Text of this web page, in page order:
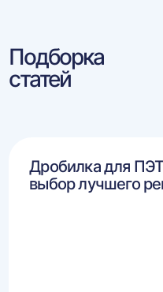
Подборка
статей
Дробилка для
выбор лучшего